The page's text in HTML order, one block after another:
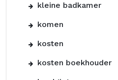
kleine badkamer
komen
kosten
kosten boekhouder